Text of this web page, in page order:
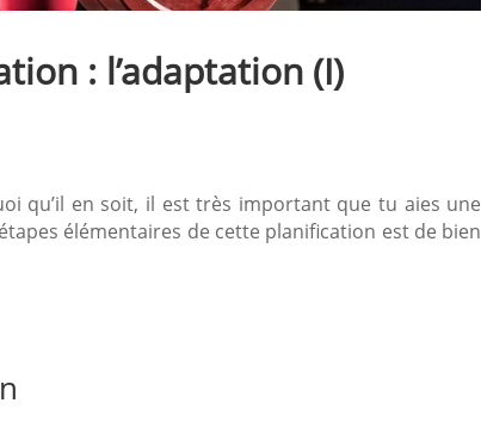
: l’adaptation (I)
qu’il en soit, il est très important que tu aies une
étapes élémentaires de cette planification est de bien